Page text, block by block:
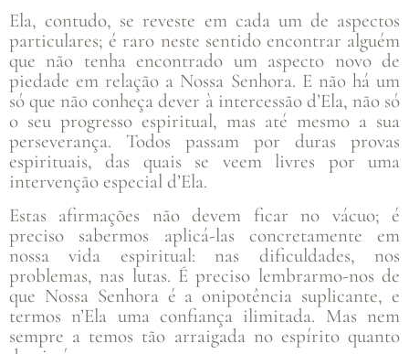
Ela, contudo, se reveste em cada um de aspectos
particulares; é raro neste sentido encontrar alguém
que não tenha encontrado um aspecto novo de
piedade em relação a Nossa Senhora. E não há um
só que não conheça dever à intercessão d’Ela, não só
o seu progresso espiritual, mas até mesmo a sua
perseverança. Todos passam por duras provas
espirituais, das quais se veem livres por uma
intervenção especial d’Ela.
Estas afirmações não devem ficar no vácuo; é
preciso sabermos aplicá-las concretamente em
nossa vida espiritual: nas dificuldades, nos
problemas, nas lutas. É preciso lembrarmo-nos de
que Nossa Senhora é a onipotência suplicante, e
termos n’Ela uma confiança ilimitada. Mas nem
sempre a temos tão arraigada no espírito quanto